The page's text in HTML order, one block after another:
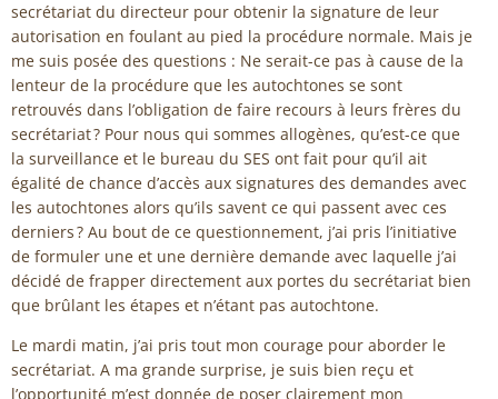
secrétariat du directeur pour obtenir la signature de leur
autorisation en foulant au pied la procédure normale. Mais je
me suis posée des questions : Ne serait-ce pas à cause de la
lenteur de la procédure que les autochtones se sont
retrouvés dans l’obligation de faire recours à leurs frères du
secrétariat ? Pour nous qui sommes allogènes, qu’est-ce que
la surveillance et le bureau du SES ont fait pour qu’il ait
égalité de chance d’accès aux signatures des demandes avec
les autochtones alors qu’ils savent ce qui passent avec ces
derniers ? Au bout de ce questionnement, j’ai pris l’initiative
de formuler une et une dernière demande avec laquelle j’ai
décidé de frapper directement aux portes du secrétariat bien
que brûlant les étapes et n’étant pas autochtone.
Le mardi matin, j’ai pris tout mon courage pour aborder le
secrétariat. A ma grande surprise, je suis bien reçu et
l’opportunité m’est donnée de poser clairement mon